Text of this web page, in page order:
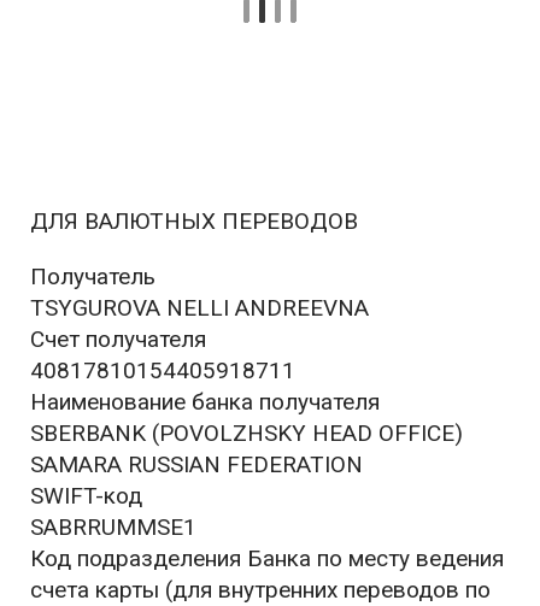
ДЛЯ ВАЛЮТНЫХ ПЕРЕВОДОВ
Получатель
TSYGUROVA NELLI ANDREEVNA
Счет получателя
40817810154405918711
Наименование банка получателя
SBERBANK (POVOLZHSKY HEAD OFFICE)
SAMARA RUSSIAN FEDERATION
SWIFT-код
SABRRUMMSE1
Код подразделения Банка по месту ведения
счета карты (для внутренних переводов по